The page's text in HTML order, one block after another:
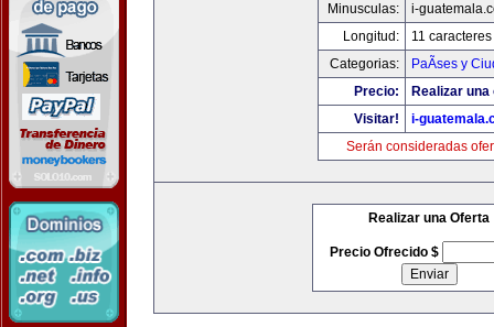
Minusculas:
i-
Longitud:
11 caracteres
Categorias:
PaÃ­ses y
Precio:
Realizar
Visitar!
i-
Serán consideradas
Realizar una Oferta
Precio Ofrecido $